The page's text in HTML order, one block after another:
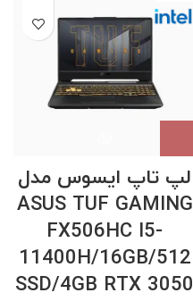
لپ تاپ ایسوس مدل
ASUS TUF GAMING
FX506HC I5-
11400H/16GB/512
SSD/4GB RTX 3050